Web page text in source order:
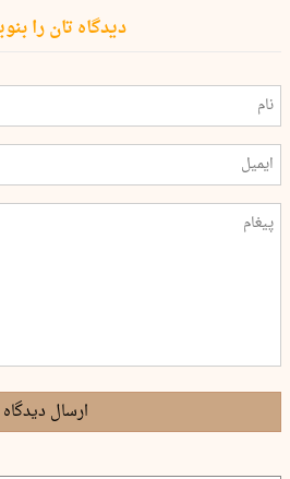
دیدگاه تان را
ارسال دیدگاه